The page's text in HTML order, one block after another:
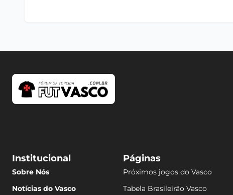
Institucional
Sobre Nós
Notícias do Vasco
Páginas
Próximos jogos do Vasco
Tabela Brasileirão Vasco